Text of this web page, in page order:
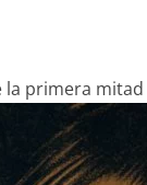
primera mitad